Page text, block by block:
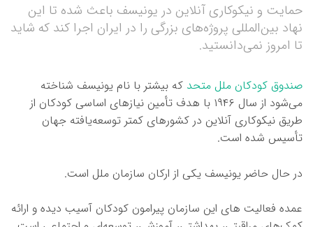
حمایت و نیکوکاری آنلاین در یونیسف باعث شده تا این
نهاد بین‌المللی پروژه‌های بزرگی را در ایران اجرا کند که شاید
تا امروز نمی‌دانستید.
صندوق کودکان ملل متحد که بیشتر با نام یونیسف شناخته
می‌شود از سال ۱۹۴۶ با هدف تأمین نیازهای اساسی کودکان از
طریق نیکوکاری آنلاین در کشورهای کمتر توسعه‌یافته جهان
تأسیس شده است.
در حال حاضر یونیسف یکی از ارکان سازمان ملل است.
عمده فعالیت های این سازمان پیرامون کودکان آسیب دیده و ارائه